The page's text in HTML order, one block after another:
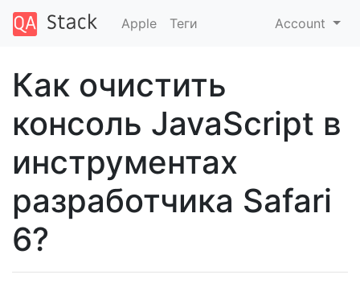
Apple Теги Account
Как очистить
консоль JavaScript в
инструментах
разработчика Safari
6?